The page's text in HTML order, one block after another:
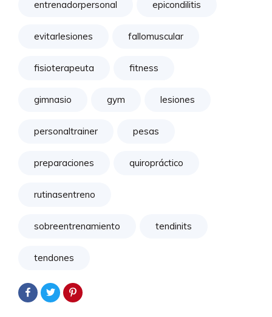
entrenadorpersonal epicondilitis
evitarlesiones fallomuscular
fisioterapeuta fitness
gimnasio gym lesiones
personaltrainer pesas
preparaciones quiropráctico
rutinasentreno
sobreentrenamiento tendinits
tendones